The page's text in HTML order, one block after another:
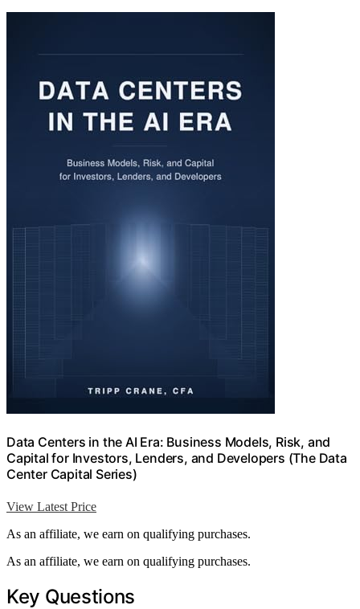
Data Centers in the AI Era: Business Models, Risk, and
Capital for Investors, Lenders, and Developers (The Data
Center Capital Series)
View Latest Price
As an affiliate, we earn on qualifying purchases.
As an affiliate, we earn on qualifying purchases.
Key Questions